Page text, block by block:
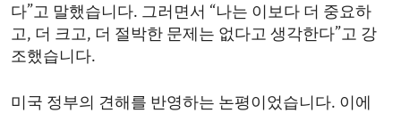
다”고 말했습니다. 그러면서 “나는 이보다 더 중요하
고, 더 크고, 더 절박한 문제는 없다고 생각한다”고 강
조했습니다.
미국 정부의 견해를 반영하는 논평이었습니다. 이에